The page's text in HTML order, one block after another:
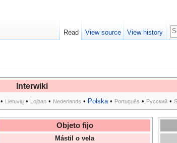
Interwiki
• Lietuvių • Lojban • Nederlands • Polska• Português • Русский •
Objeto fijo
Mástil o vela
Read View source View history